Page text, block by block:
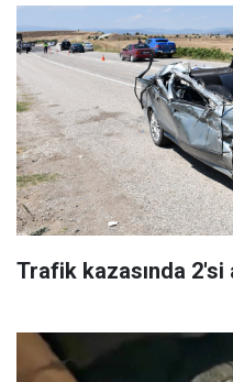
Trafik kazasında 2'si